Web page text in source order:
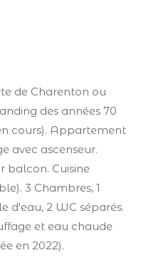
de Charenton ou
des années 70
cours). Appartement
avec ascenseur.
balcon. Cuisine
3 Chambres, 1
d'eau, 2 WC séparés.
et eau chaude
en 2022).